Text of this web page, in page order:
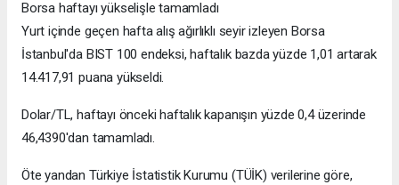
Borsa haftayı yükselişle tamamladı
Yurt içinde geçen hafta alış ağırlıklı seyir izleyen Borsa
İstanbul'da BIST 100 endeksi, haftalık bazda yüzde 1,01 artarak
14.417,91 puana yükseldi.
Dolar/TL, haftayı önceki haftalık kapanışın yüzde 0,4 üzerinde
46,4390'dan tamamladı.
Öte yandan Türkiye İstatistik Kurumu (TÜİK) verilerine göre,